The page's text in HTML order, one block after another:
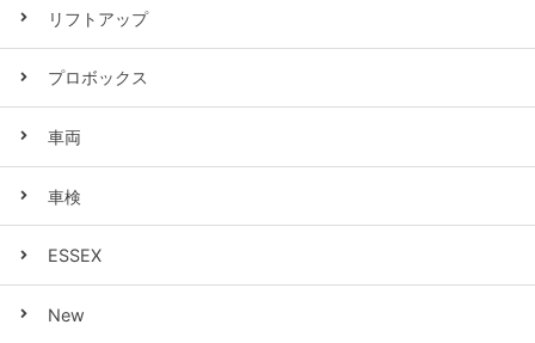
リフトアップ
プロボックス
車両
車検
ESSEX
New